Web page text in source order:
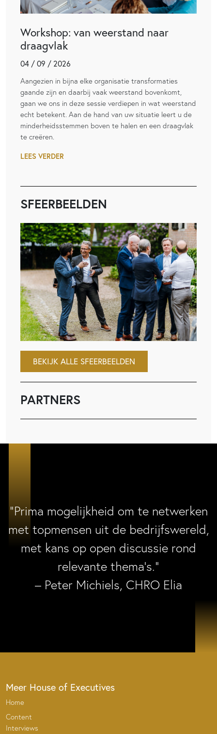
Workshop: van weerstand naar
draagvlak
04 / 09 / 2026
Aangezien in bijna elke organisatie transformaties
gaande zijn en daarbij vaak weerstand bovenkomt,
gaan we ons in deze sessie verdiepen in wat weerstand
echt betekent. Aan de hand van uw situatie leert u de
minderheidsstemmen boven te halen en een draagvlak
te creëren.
LEES VERDER
SFEERBEELDEN
BEKIJK ALLE SFEERBEELDEN
PARTNERS
“Prima mogelijkheid om te netwerken
met topmensen uit de bedrijfswereld,
met kans op open discussie rond
relevante thema’s.”
– Peter Michiels, CHRO Elia
Meer House of Executives
Home
Content
Interviews